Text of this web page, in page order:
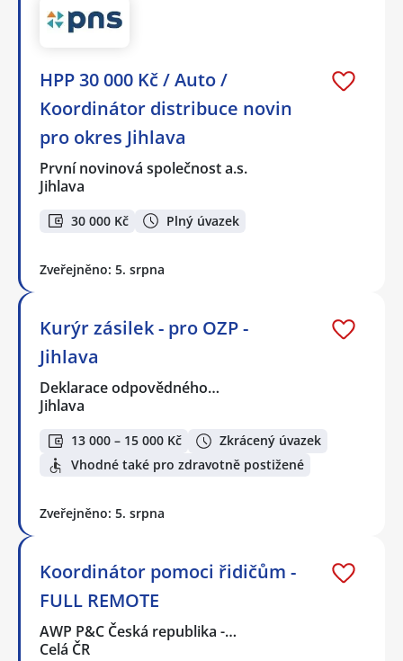
HPP 30 000 Kč / Auto /
Koordinátor distribuce novin
pro okres Jihlava
První novinová společnost a.s.
Jihlava
30 000 Kč Plný úvazek
Zveřejněno: 5. srpna
Kurýr zásilek - pro OZP -
Jihlava
Deklarace odpovědného…
Jihlava
13 000 – 15 000 Kč
Zkrácený úvazek
Vhodné také pro zdravotně postižené
Zveřejněno: 5. srpna
Koordinátor pomoci řidičům -
FULL REMOTE
AWP P&C Česká republika -…
Celá ČR